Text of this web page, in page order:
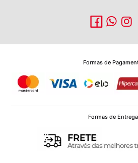
Formas de
Formas de Entrega